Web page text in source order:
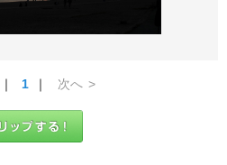
｜ 1 ｜ 次へ >